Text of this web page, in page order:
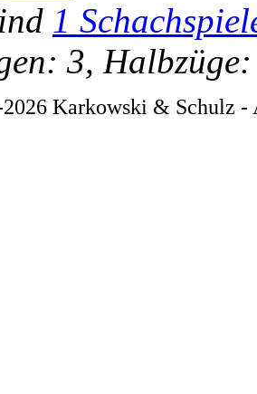
1
3,
Karkowski & Schulz